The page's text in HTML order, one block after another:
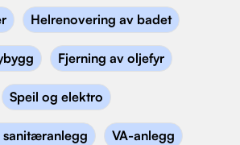
Helrenovering av badet
Fjerning av oljefyr
Speil og elektro
sanitæranlegg VA-anlegg